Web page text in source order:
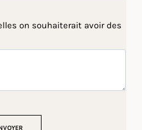
on souhaiterait avoir des